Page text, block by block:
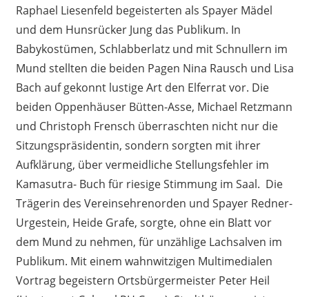
Raphael Liesenfeld begeisterten als Spayer Mädel
und dem Hunsrücker Jung das Publikum. In
Babykostümen, Schlabberlatz und mit Schnullern im
Mund stellten die beiden Pagen Nina Rausch und Lisa
Bach auf gekonnt lustige Art den Elferrat vor. Die
beiden Oppenhäuser Bütten-Asse, Michael Retzmann
und Christoph Frensch überraschten nicht nur die
Sitzungspräsidentin, sondern sorgten mit ihrer
Aufklärung, über vermeidliche Stellungsfehler im
Kamasutra- Buch für riesige Stimmung im Saal. Die
Trägerin des Vereinsehrenorden und Spayer Redner-
Urgestein, Heide Grafe, sorgte, ohne ein Blatt vor
dem Mund zu nehmen, für unzählige Lachsalven im
Publikum. Mit einem wahnwitzigen Multimedialen
Vortrag begeistern Ortsbürgermeister Peter Heil